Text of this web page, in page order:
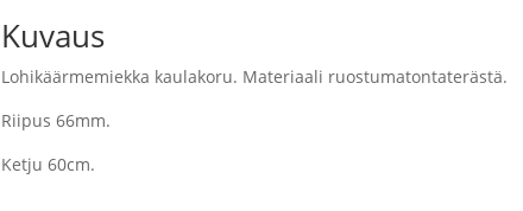
Kuvaus
Lohikäärmemiekka kaulakoru. Materiaali ruostumatontaterästä.
Riipus 66mm.
Ketju 60cm.